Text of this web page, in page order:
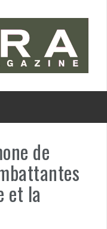
de
et la